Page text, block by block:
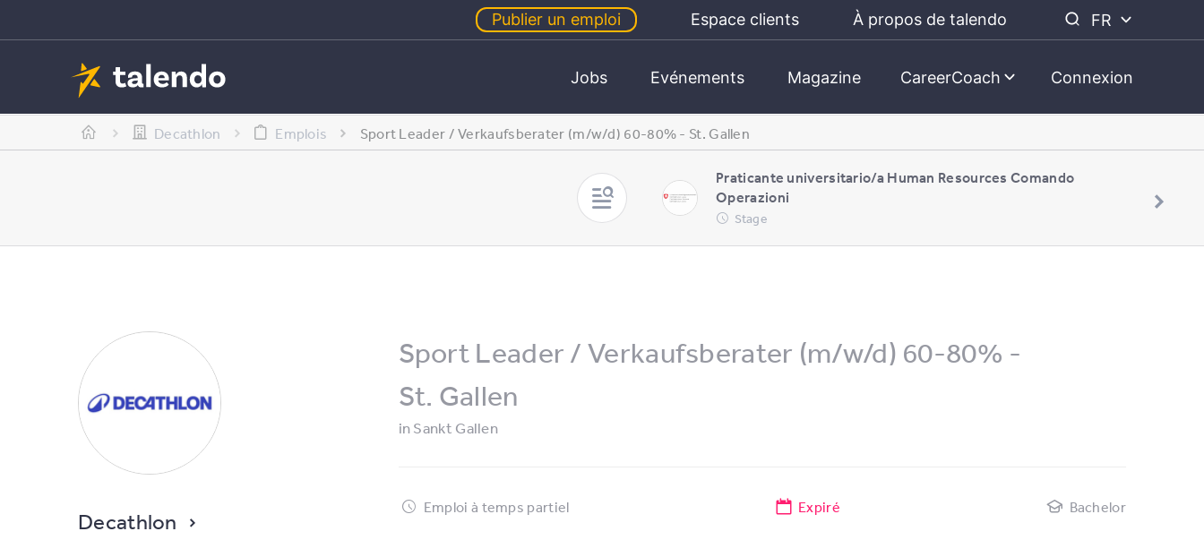
Publier un emploi Espace clients À propos de talendo FR
Jobs Evénements Magazine CareerCoach Connexion
Decathlon Emplois Sport Leader / Verkaufsberater (m/w/d) 60-80% - St. Gallen
Praticante universitario/a Human Resources Comando
Operazioni
Stage
Decathlon
Sport Leader / Verkaufsberater (m/w/d) 60-80% -
St. Gallen
inSankt Gallen
Emploi à temps partiel Expiré Bachelor